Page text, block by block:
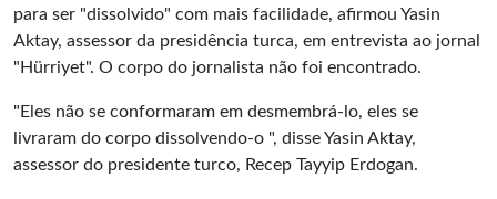
para ser "dissolvido" com mais facilidade, afirmou Yasin
Aktay, assessor da presidência turca, em entrevista ao jornal
"Hürriyet". O corpo do jornalista não foi encontrado.
"Eles não se conformaram em desmembrá-lo, eles se
livraram do corpo dissolvendo-o ", disse Yasin Aktay,
assessor do presidente turco, Recep Tayyip Erdogan.